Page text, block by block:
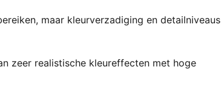
maar kleurverzadiging en detailniveaus
zeer realistische kleureffecten met hoge